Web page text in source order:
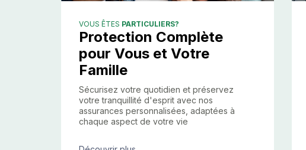
VOUS ÊTES PARTICULIERS?
Protection Complète
pour Vous et Votre
Famille
Sécurisez votre quotidien et préservez
votre tranquillité d'esprit avec nos
assurances personnalisées, adaptées à
chaque aspect de votre vie